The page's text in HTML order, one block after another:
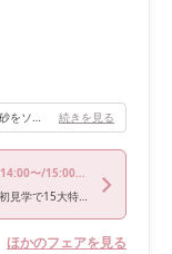
ゲストとの距離感をなるべくなくしたい思いから、高砂をソファ席にしテーブルをなくしました！ 白雪姫がテーマだった為、全体を森っぽくしてりんごに見立てて、各テーブルにアクアバルーンの中に赤いバルーンを入れて浮かせていました。 続きを見る
/15:00〜/16:00〜
迷ったらココ！口コミ★4.7の安心式場＊初見学で15大特典＆3万円絶品試食
ほかのフェアを見る